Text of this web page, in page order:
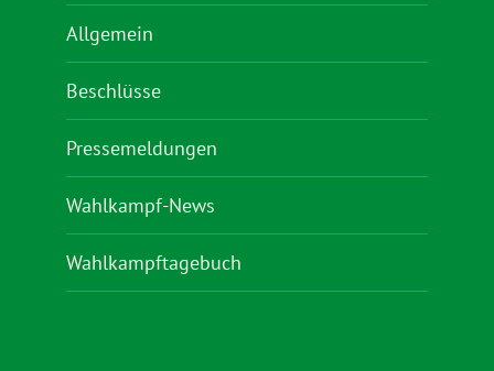
Allgemein
Beschlüsse
Pressemeldungen
Wahlkampf-News
Wahlkampftagebuch